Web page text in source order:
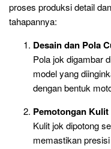
proses produksi detail
tahapannya:
Desain dan Pola
Pola jok digambar
model yang
dengan bentuk
Pemotongan
Kulit jok dipotong
memastikan